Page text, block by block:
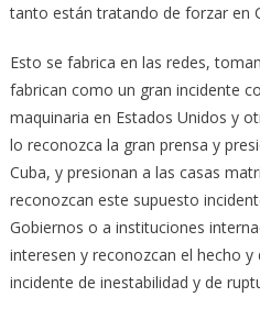
tanto están tratando de forzar en
Esto se fabrica en las redes,
fabrican como un gran incidente
maquinaria en Estados Unidos y
lo reconozca la gran prensa y
Cuba, y presionan a las casas
reconozcan este supuesto
Gobiernos o a instituciones
interesen y reconozcan el hecho y
incidente de inestabilidad y de